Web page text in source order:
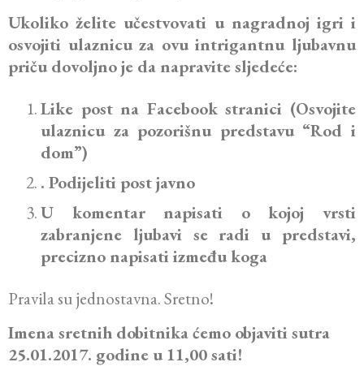
Ukoliko želite učestvovati u nagradnoj igri i
osvojiti ulaznicu za ovu intrigantnu ljubavnu
priču dovoljno je da napravite sljedeće:
Like post na Facebook stranici (Osvojite
ulaznicu za pozorišnu predstavu “Rod i
dom”)
. Podijeliti post javno
U komentar napisati o kojoj vrsti
zabranjene ljubavi se radi u predstavi,
precizno napisati između koga
Pravila su jednostavna. Sretno!
Imena sretnih dobitnika ćemo objaviti sutra
25.01.2017. godine u 11,00 sati!